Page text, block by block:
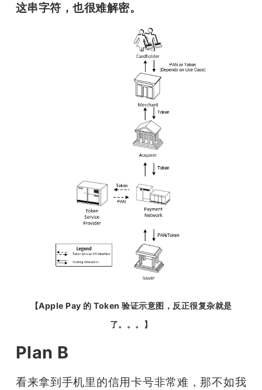
这串字符，也很难解密。
【Apple Pay 的 Token 验证示意图，反正很复杂就是
了。。。】
Plan B
看来拿到手机里的信用卡号非常难，那不如我